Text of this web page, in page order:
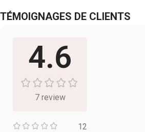
TÉMOIGNAGES DE CLIENTS
4.6
7 review
12